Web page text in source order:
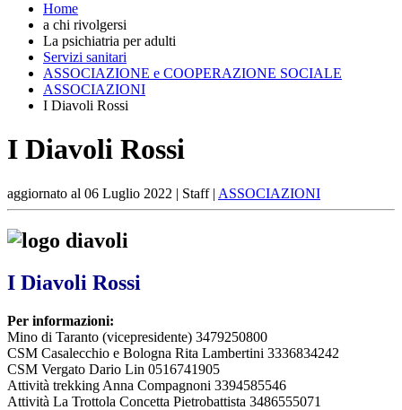
Home
a chi rivolgersi
La psichiatria per adulti
Servizi sanitari
ASSOCIAZIONE e COOPERAZIONE SOCIALE
ASSOCIAZIONI
I Diavoli Rossi
I Diavoli Rossi
aggiornato al 06 Luglio 2022 | Staff | ASSOCIAZIONI
I Diavoli Rossi
Per informazioni:
Mino di Taranto (vicepresidente) 3479250800
CSM Casalecchio e Bologna Rita Lambertini 3336834242
CSM Vergato Dario Lin 0516741905
Attività trekking Anna Compagnoni 3394585546
Attività La Trottola Concetta Pietrobattista 3486555071